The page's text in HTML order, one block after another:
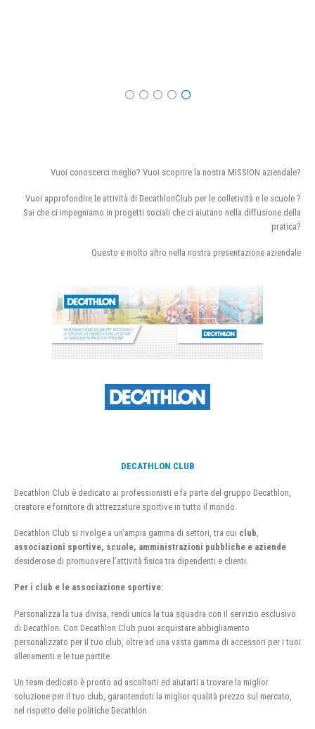
Vuoi conoscerci meglio? Vuoi scoprire la nostra MISSION aziendale?
Vuoi approfondire le attività di DecathlonClub per le colletività e le scuole ?
Sai che ci impegniamo in progetti sociali che ci aiutano nella diffusione della
pratica?
Questo e molto altro nella nostra presentazione aziendale
DECATHLON CLUB
Decathlon Club è dedicato ai professionisti e fa parte del gruppo Decathlon,
creatore e fornitore di attrezzature sportive in tutto il mondo.
Decathlon Club si rivolge a un’ampia gamma di settori, tra cui club
associazioni sportive, scuole, amministrazioni pubbliche e aziende
desiderose di promuovere l’attività fisica tra dipendenti e clienti.
Per i club e le associazione sportive:
Personalizza la tua divisa, rendi unica la tua squadra con il servizio esclusivo
di Decathlon. Con Decathlon Club puoi acquistare abbigliamento
personalizzato per il tuo club, oltre ad una vasta gamma di accessori per i tuoi
allenamenti e le tue partite.
Un team dedicato è pronto ad ascoltarti ed aiutarti a trovare la miglior
soluzione per il tuo club, garantendoti la miglior qualità prezzo sul mercato,
nel rispetto delle politiche Decathlon.